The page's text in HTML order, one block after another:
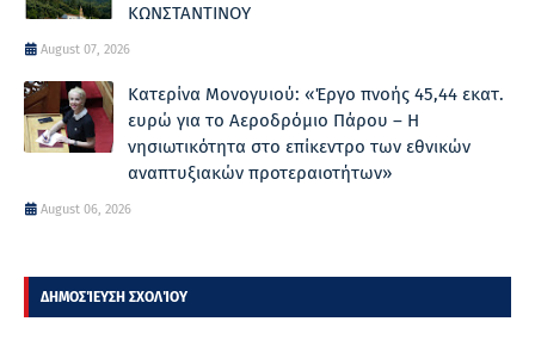
ΚΩΝΣΤΑΝΤΙΝΟΥ
August 07, 2026
Κατερίνα Μονογυιού: «Έργο πνοής 45,44 εκατ.
ευρώ για το Αεροδρόμιο Πάρου – Η
νησιωτικότητα στο επίκεντρο των εθνικών
αναπτυξιακών προτεραιοτήτων»
August 06, 2026
ΔΗΜΟΣΊΕΥΣΗ ΣΧΟΛΊΟΥ